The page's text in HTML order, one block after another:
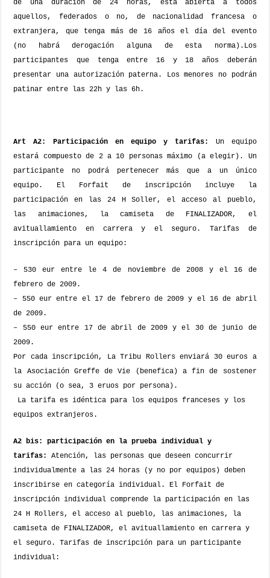
de una duración de 24 horas, está abierta a todos
aquellos, federados o no, de nacionalidad francesa o
extranjera, que tenga más de 16 años el día del evento
(no habrá derogación alguna de esta norma). Los
participantes que tenga entre 16 y 18 años deberán
presentar una autorización paterna. Los menores no podrán
patinar entre las 22h y las 6h.
Art A2: Participación en equipo y tarifas:
Un equipo
estará compuesto de 2 a 10 personas máximo (a elegir). Un
participante no podrá pertenecer más que a un único
equipo.
El Forfait de inscripción incluye la
participación en las 24 H Soller, el acceso al pueblo,
las animaciones, la camiseta de FINALIZADOR, el
avituallamiento en carrera y el seguro.
Tarifas de
inscripción para un equipo:
– 530 eur
entre le 4 de noviembre de 2008 y el 16 de
febrero de 2009.
– 550 eur entre el 17 de febrero de 2009 y el 16 de abril
de 2009.
–
550 eur entre 17 de abril de 2009 y el 30 de junio de
2009.
Por cada inscripción, La Tribu Rollers enviará 30 euros a
la Asociación Greffe de Vie (benefica) a fin de sostener
su acción (o sea, 3 eruos por persona).
La tarifa es idéntica para los equipos franceses y los
equipos extranjeros.
A2 bis: participación en la prueba individual y
tarifas:
Atención, las personas que deseen concurrir
individualmente a las 24 horas (y no por equipos) deben
inscribirse en categoría individual. El Forfait de
inscripción individual comprende la participación en las
24 H Rollers, el acceso al pueblo, las animaciones, la
camiseta de FINALIZADOR, el avituallamiento en carrera y
el seguro.
Tarifas de inscripción para un participante
individual: